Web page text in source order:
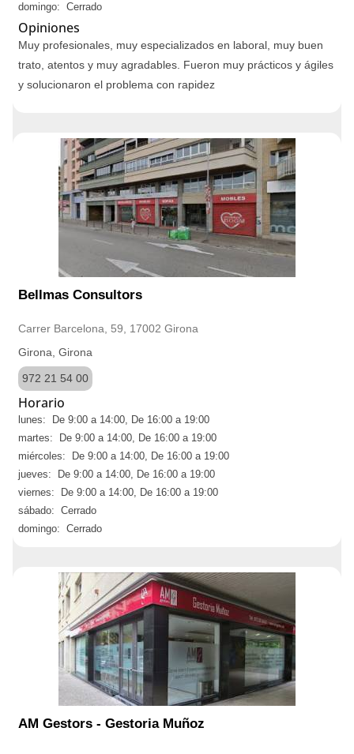
domingo: Cerrado
Opiniones
Muy profesionales, muy especializados en laboral, muy buen
trato, atentos y muy agradables. Fueron muy prácticos y ágiles
y solucionaron el problema con rapidez
Bellmas Consultors
Carrer Barcelona, 59, 17002 Girona
Girona, Girona
972 21 54 00
Horario
lunes: De 9:00 a 14:00, De 16:00 a 19:00
martes: De 9:00 a 14:00, De 16:00 a 19:00
miércoles: De 9:00 a 14:00, De 16:00 a 19:00
jueves: De 9:00 a 14:00, De 16:00 a 19:00
viernes: De 9:00 a 14:00, De 16:00 a 19:00
sábado: Cerrado
domingo: Cerrado
AM Gestors - Gestoria Muñoz